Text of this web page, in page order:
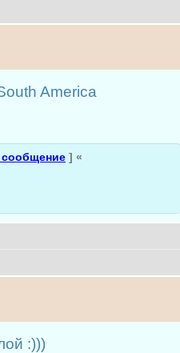
America
сообщение ] «
:)))